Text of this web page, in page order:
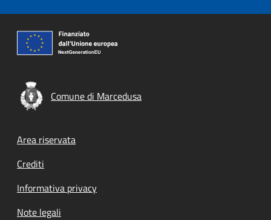
Comune di Marcedusa
Footer menu
Area riservata
Crediti
Informativa privacy
Note legali